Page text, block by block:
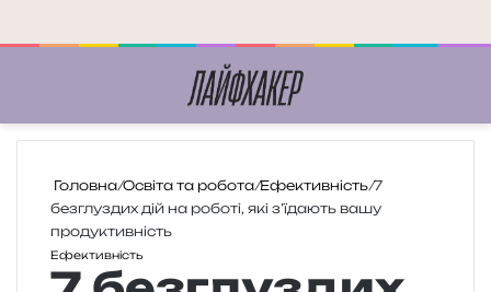
Головна/Освіта та робота/Ефективність/7
безглуздих дій на роботі, які з’їдають вашу
продуктивність
Ефективність